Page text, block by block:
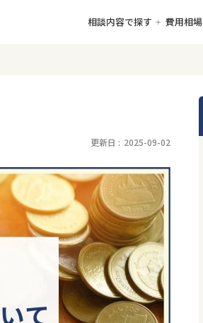
相談内容で探す 費用相場
更新日 : 2025-09-02